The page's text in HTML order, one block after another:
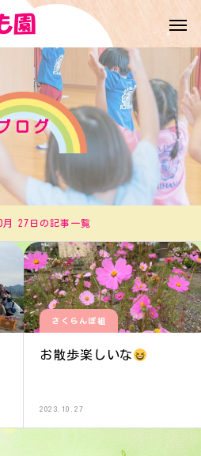
ログ
月 27日の記事一覧
さくらんぼ組
お散歩楽しいな
2023.10.27